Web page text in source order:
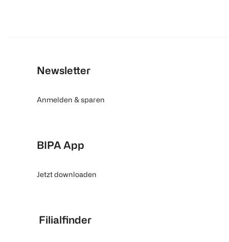
Newsletter
Anmelden & sparen
BIPA App
Jetzt downloaden
Filialfinder